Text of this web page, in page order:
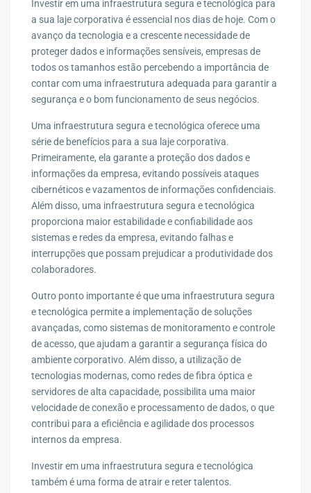
Investir em uma infraestrutura segura e tecnológica para
a sua laje corporativa é essencial nos dias de hoje. Com o
avanço da tecnologia e a crescente necessidade de
proteger dados e informações sensíveis, empresas de
todos os tamanhos estão percebendo a importância de
contar com uma infraestrutura adequada para garantir a
segurança e o bom funcionamento de seus negócios.
Uma infraestrutura segura e tecnológica oferece uma
série de benefícios para a sua laje corporativa.
Primeiramente, ela garante a proteção dos dados e
informações da empresa, evitando possíveis ataques
cibernéticos e vazamentos de informações confidenciais.
Além disso, uma infraestrutura segura e tecnológica
proporciona maior estabilidade e confiabilidade aos
sistemas e redes da empresa, evitando falhas e
interrupções que possam prejudicar a produtividade dos
colaboradores.
Outro ponto importante é que uma infraestrutura segura
e tecnológica permite a implementação de soluções
avançadas, como sistemas de monitoramento e controle
de acesso, que ajudam a garantir a segurança física do
ambiente corporativo. Além disso, a utilização de
tecnologias modernas, como redes de fibra óptica e
servidores de alta capacidade, possibilita uma maior
velocidade de conexão e processamento de dados, o que
contribui para a eficiência e agilidade dos processos
internos da empresa.
Investir em uma infraestrutura segura e tecnológica
também é uma forma de atrair e reter talentos.